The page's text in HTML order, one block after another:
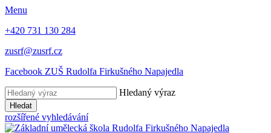
Menu
+420 731 130 284
zusrf@zusrf.cz
Facebook ZUŠ Rudolfa Firkušného Napajedla
Hledaný výraz
Hledat
rozšířené vyhledávání